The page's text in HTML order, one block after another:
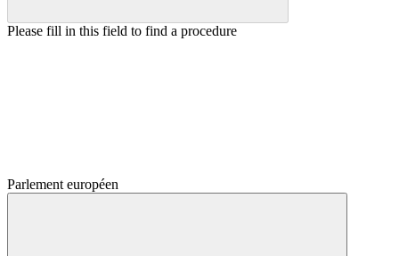
Please fill in this field to find a procedure
Parlement européen